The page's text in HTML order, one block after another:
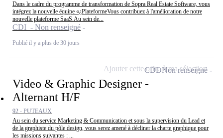
Dans le cadre du programme de transformation de Sopra Real Estate Software, vous
intégrez la nouvelle équipe «¿PlateformeVous contribuez à l'amélioration de notre
nouvelle plateforme SaaS.Au sein de...
CDI - Non renseigné
Publié il y a plus de 30 jours
Video & Graphic Designer -
Alternant H/F
92 - PUTEAUX
Au sein du service Marketing & Communication et sous la supervision du Lead et
de la graphiste du pôle design, vous serez amené à décliner la charte graphique pour
les missions suivantes : ...
CDDNon renseigné
Ajouter cette offre à ma sélection